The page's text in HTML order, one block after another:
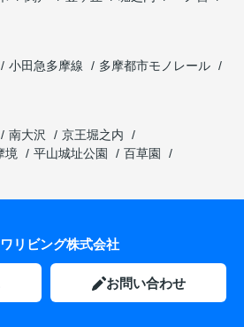
小田急多摩線
多摩都市モノレール
南大沢
京王堀之内
境 平山城址公園
百草園
リビング株式会社
お問い合わせ